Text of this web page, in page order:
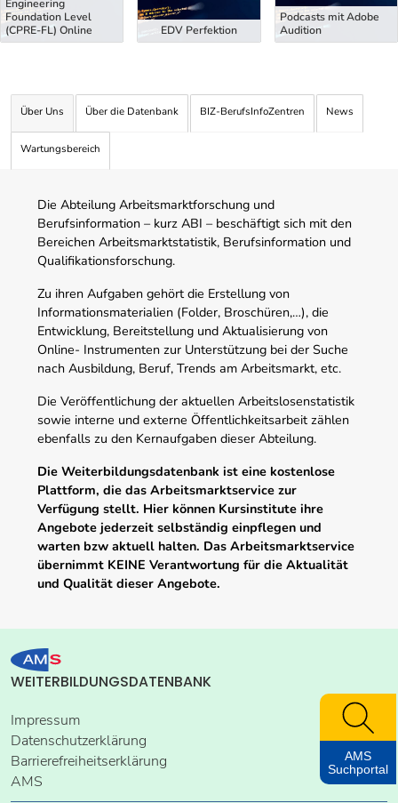
Engineering
Foundation Level
(CPRE-FL) Online
EDV Perfektion
Podcasts mit Adobe
Audition
Über Uns Über die Datenbank BIZ-BerufsInfoZentren News
Wartungsbereich
Die Abteilung Arbeitsmarktforschung und
Berufsinformation – kurz ABI – beschäftigt sich mit den
Bereichen Arbeitsmarktstatistik, Berufsinformation und
Qualifikationsforschung.
Zu ihren Aufgaben gehört die Erstellung von
Informationsmaterialien (Folder, Broschüren,…), die
Entwicklung, Bereitstellung und Aktualisierung von
Online- Instrumenten zur Unterstützung bei der Suche
nach Ausbildung, Beruf, Trends am Arbeitsmarkt, etc.
Die Veröffentlichung der aktuellen Arbeitslosenstatistik
sowie interne und externe Öffentlichkeitsarbeit zählen
ebenfalls zu den Kernaufgaben dieser Abteilung.
Die Weiterbildungsdatenbank ist eine kostenlose
Plattform, die das Arbeitsmarktservice zur
Verfügung stellt. Hier können Kursinstitute ihre
Angebote jederzeit selbständig einpflegen und
warten bzw aktuell halten. Das Arbeitsmarktservice
übernimmt KEINE Verantwortung für die Aktualität
und Qualität dieser Angebote.
WEITERBILDUNGSDATENBANK
Impressum
Datenschutzerklärung
Barrierefreiheitserklärung
AMS
AMS
Suchportal